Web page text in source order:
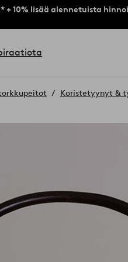
10% lisää alennetuista
Koristetyynyt &